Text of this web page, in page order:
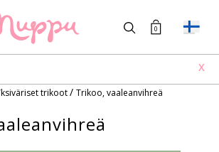
0
X
trikoot/ Trikoo, vaaleanvihreä